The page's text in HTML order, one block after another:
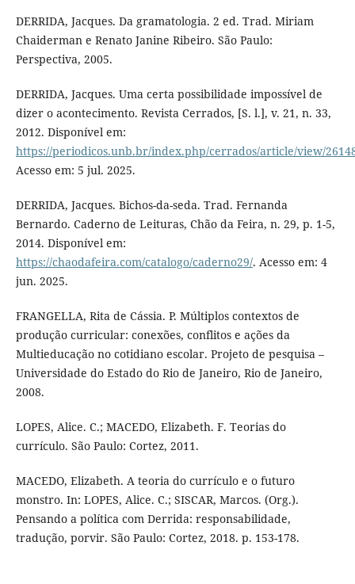
DERRIDA, Jacques. Da gramatologia. 2 ed. Trad. Miriam
Chaiderman e Renato Janine Ribeiro. São Paulo:
Perspectiva, 2005.
DERRIDA, Jacques. Uma certa possibilidade impossível de
dizer o acontecimento. Revista Cerrados, [S. l.], v. 21, n. 33,
2012. Disponível em:
https://periodicos.unb.br/index.php/cerrados/article/view/
Acesso em: 5 jul. 2025.
DERRIDA, Jacques. Bichos-da-seda. Trad. Fernanda
Bernardo. Caderno de Leituras, Chão da Feira, n. 29, p. 1-5,
2014. Disponível em:
https://chaodafeira.com/catalogo/caderno29/. Acesso em: 4
jun. 2025.
FRANGELLA, Rita de Cássia. P. Múltiplos contextos de
produção curricular: conexões, conflitos e ações da
Multieducação no cotidiano escolar. Projeto de pesquisa –
Universidade do Estado do Rio de Janeiro, Rio de Janeiro,
2008.
LOPES, Alice. C.; MACEDO, Elizabeth. F. Teorias do
currículo. São Paulo: Cortez, 2011.
MACEDO, Elizabeth. A teoria do currículo e o futuro
monstro. In: LOPES, Alice. C.; SISCAR, Marcos. (Org.).
Pensando a política com Derrida: responsabilidade,
tradução, porvir. São Paulo: Cortez, 2018. p. 153-178.